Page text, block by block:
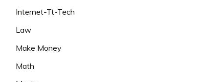
Internet-Tt-Tech
Law
Make Money
Math